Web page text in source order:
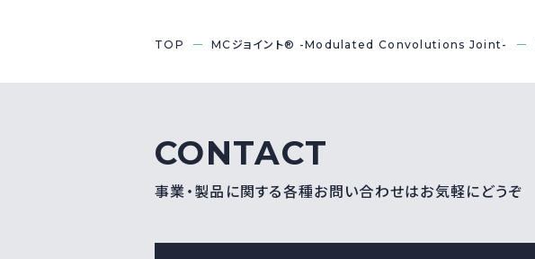
TOP MCジョイント® -Modulated Convolutions Joint-
CONTACT
事業・製品に関する各種お問い合わせはお気軽にどうぞ